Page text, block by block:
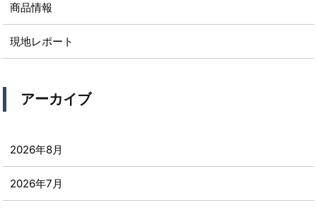
商品情報
現地レポート
アーカイブ
2026年8月
2026年7月